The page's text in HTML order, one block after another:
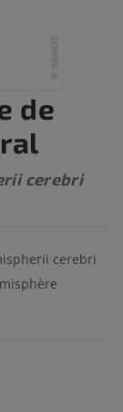
de
cerebri
cerebri